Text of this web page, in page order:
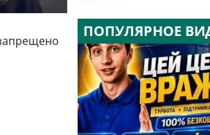
ПОПУЛЯРНОЕ